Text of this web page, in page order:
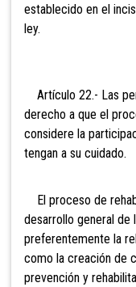
establecido en el
ley.
Artículo 22.- Las
derecho a que el
considere la
tengan a su cuidado.
El proceso de
desarrollo general de
preferentemente la
como la creación de
prevención y